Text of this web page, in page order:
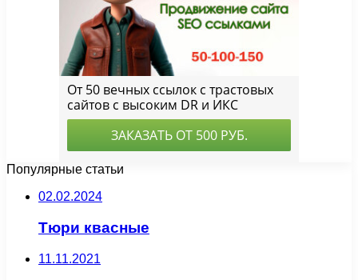
Популярные статьи
02.02.2024
Тюри квасные
11.11.2021